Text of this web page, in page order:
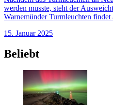
werden musste, steht der
Warnemünder Turmleuchten
15. Januar 2025
Beliebt